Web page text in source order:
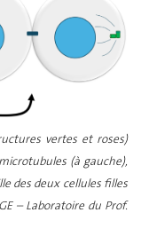
vertes et roses)
(à gauche),
des deux cellules filles
– Laboratoire du Prof.